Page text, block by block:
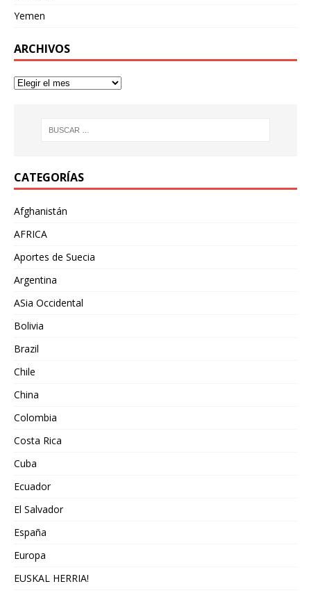
Yemen
ARCHIVOS
CATEGORÍAS
Afghanistán
AFRICA
Aportes de Suecia
Argentina
ASia Occidental
Bolivia
Brazil
Chile
China
Colombia
Costa Rica
Cuba
Ecuador
El Salvador
España
Europa
EUSKAL HERRIA!